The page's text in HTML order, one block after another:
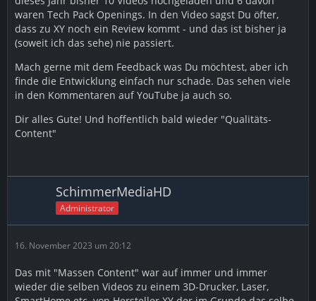
waren Tech Pack Openings. In den Video sagst Du öfter,
dass zu XY noch ein Review kommt - und das ist bisher ja
(soweit ich das sehe) nie passiert.
Mach gerne mit dem Feedback was Du möchtest, aber ich
finde die Entwicklung einfach nur schade. Das sehen viele
in den Kommentaren auf YouTube ja auch so.
Dir alles Gute! Und hoffentlich bald wieder "Qualitäts-
Content"
SchimmerMediaHD
Administrator
16. November 2023 um 20:12
Das mit "Massen Content" war auf immer und immer
wieder die selben Videos zu einem 3D-Drucker, Laser,